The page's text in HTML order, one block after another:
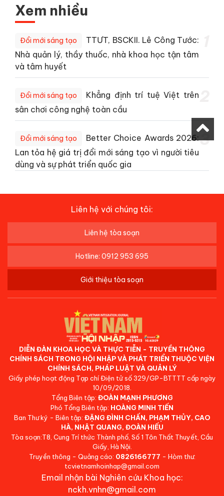
Xem nhiều
Đổi mới sáng tạo
TTƯT, BSCKII. Lê Công Tước:
Nhà quản lý, thầy thuốc, nhà khoa học tận tâm
và tâm huyết
Đổi mới sáng tạo
Khẳng định trí tuệ Việt trên
sân chơi công nghệ toàn cầu
Đổi mới sáng tạo
Better Choice Awards 2026:
Lan tỏa hệ giá trị đổi mới sáng tạo vì người tiêu
dùng và sự phát triển quốc gia
3
Liên hệ với chúng tôi:
Liên hệ tòa soạn
Hotline: 0912 953 695
Giới thiệu tòa soạn
DIỄN ĐÀN KHOA HỌC VÀ THỰC TIỄN - TRUYỀN THÔNG
CHÍNH SÁCH TRONG HỘI NHẬP VÀ PHÁT TRIỂN THUỘC VIỆN
CHÍNH SÁCH, PHÁP LUẬT VÀ QUẢN LÝ
Giấy phép hoạt động Tạp chí Điện tử số 329/GP-BTTTT cấp ngày
10/09/2018.
Tổng Biên tập: ĐOÀN MẠNH PHƯƠNG
Phó Tổng Biên tập: HOÀNG MINH TIẾN
Ban Thư ký - Biên tập: ĐẶNG ĐÌNH CHẤN, PHẠM THỦY, CAO
HÀ, NHẬT QUANG, ĐOÀN HIẾU
Tòa soạn:T8, Cung Trí thức Thành phố, Số 1 Tôn Thất Thuyết, Cầu
Giấy, Hà Nội.
Truyền thông - Quảng cáo: 0826166777 - Hòm thư:
tcvietnamhoinhap@gmail.com
Email nhận bài Nghiên cứu Khoa học:
nckh.vnhn@gmail.com